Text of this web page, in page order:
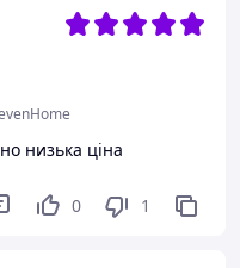
низька ціна
0 1